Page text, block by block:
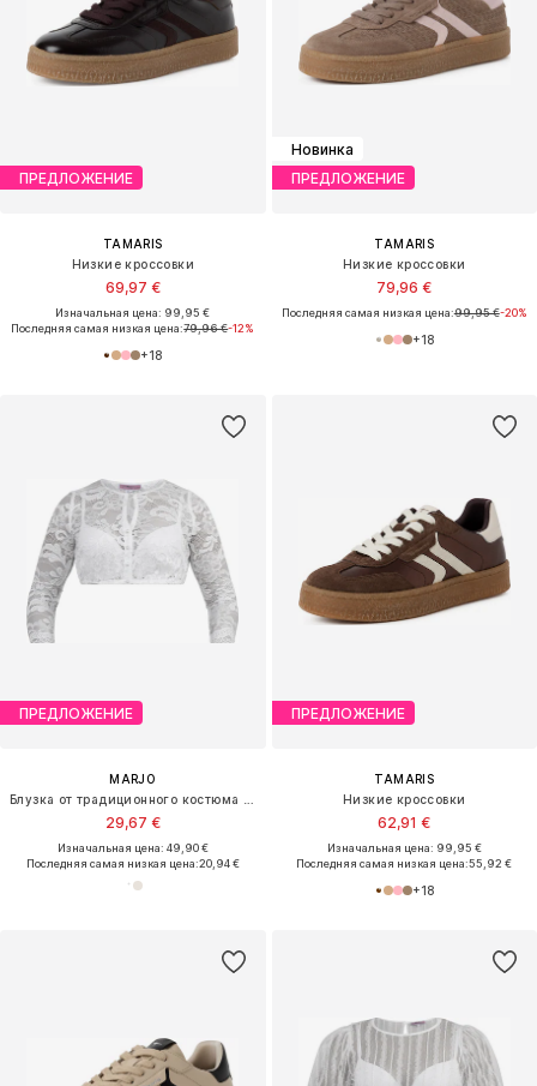
ПРЕДЛОЖЕНИЕ
TAMARIS
Низкие кроссовки
69,97 €
Изначальная цена: 99,95 €
Последняя самая низкая цена:79,96 €-12%
+18
Новинка
ПРЕДЛОЖЕНИЕ
TAMARIS
Низкие кроссовки
79,96 €
Последняя самая низкая цена:99,95 €-20%
+18
ПРЕДЛОЖЕНИЕ
MARJO
29,67 €
Изначальная цена: 49,90 €
Последняя самая низкая цена:20,94 €
ПРЕДЛОЖЕНИЕ
TAMARIS
Низкие кроссовки
62,91 €
Изначальная цена: 99,95 €
Последняя самая низкая цена:55,92 €
+18